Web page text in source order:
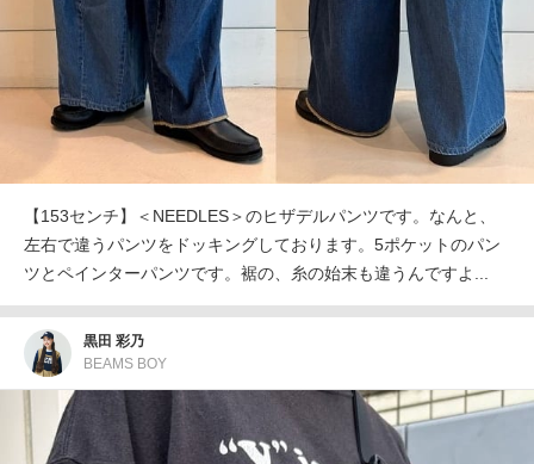
【153センチ】＜NEEDLES＞のヒザデルパンツです。なんと、
左右で違うパンツをドッキングしております。5ポケットのパン
ツとペインターパンツです。裾の、糸の始末も違うんですよ...
黒田 彩乃
BEAMS BOY